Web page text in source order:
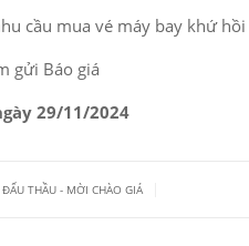
cầu mua vé máy bay khứ
gửi Báo giá
29/11/2024
THẦU - MỜI CHÀO GIÁ